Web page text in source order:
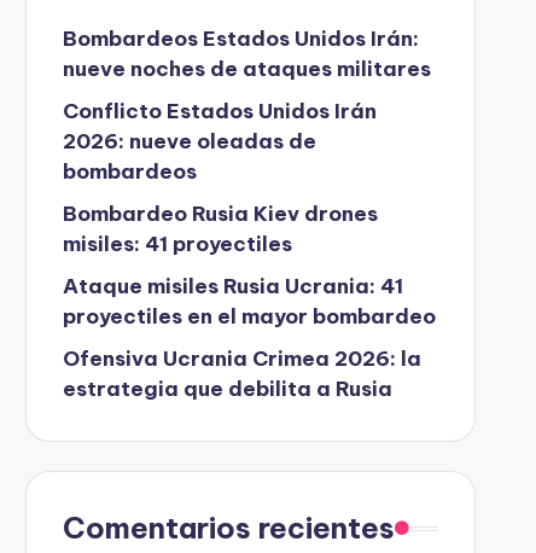
Bombardeos Estados Unidos Irán:
nueve noches de ataques militares
Conflicto Estados Unidos Irán
2026: nueve oleadas de
bombardeos
Bombardeo Rusia Kiev drones
misiles: 41 proyectiles
Ataque misiles Rusia Ucrania: 41
proyectiles en el mayor bombardeo
Ofensiva Ucrania Crimea 2026: la
estrategia que debilita a Rusia
Comentarios recientes